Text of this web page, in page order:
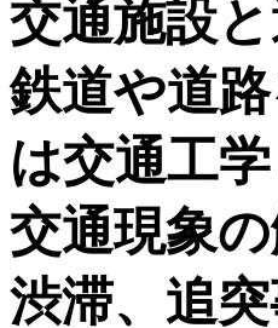
交通施設と
鉄道や道
は交通工
交通現象
渋滞、追